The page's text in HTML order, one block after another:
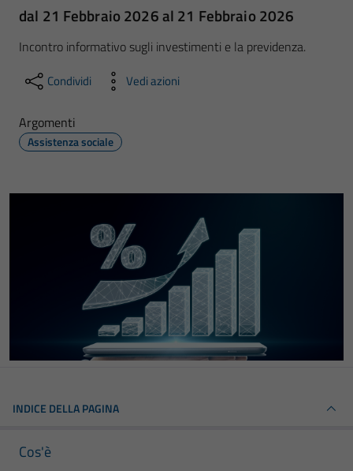
dal 21 Febbraio 2026 al 21 Febbraio 2026
Incontro informativo sugli investimenti e la previdenza.
Condividi Vedi azioni
Argomenti
Assistenza sociale
INDICE DELLA PAGINA
Cos'è